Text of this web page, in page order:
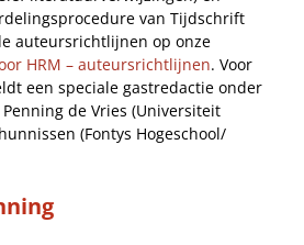
van Tijdschrift
auteursrichtlijnen op onze
HRM – auteursrichtlijnen. Voor
een speciale gastredactie onder
de Vries (Universiteit
(Fontys Hogeschool/